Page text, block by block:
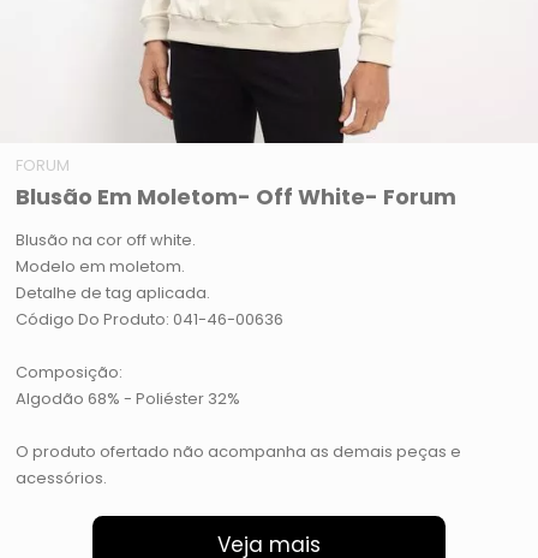
FORUM
Blusão Em Moletom- Off White- Forum
Blusão na cor off white.
Modelo em moletom.
Detalhe de tag aplicada.
Código Do Produto: 041-46-00636
Composição:
Algodão 68% - Poliéster 32%
O produto ofertado não acompanha as demais peças e
acessórios.
Veja mais